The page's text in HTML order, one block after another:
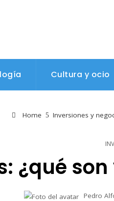
Cultura y ocio
Home Inversiones y
¿qué
Pedro